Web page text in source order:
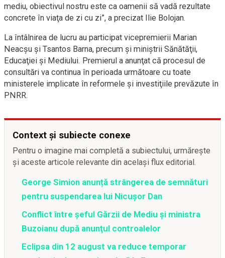
mediu, obiectivul nostru este ca oamenii să vadă rezultate
concrete în viaţa de zi cu zi”, a precizat Ilie Bolojan.
La întâlnirea de lucru au participat vicepremierii Marian
Neacşu şi Tsantos Barna, precum şi miniştrii Sănătăţii,
Educaţiei şi Mediului. Premierul a anunţat că procesul de
consultări va continua în perioada următoare cu toate
ministerele implicate în reformele şi investiţiile prevăzute în
PNRR.
Context și subiecte conexe
Pentru o imagine mai completă a subiectului, urmărește
și aceste articole relevante din același flux editorial.
George Simion anunță strângerea de semnături
pentru suspendarea lui Nicușor Dan
Conflict între şeful Gărzii de Mediu şi ministra
Buzoianu după anunţul controalelor
Eclipsa din 12 august va reduce temporar